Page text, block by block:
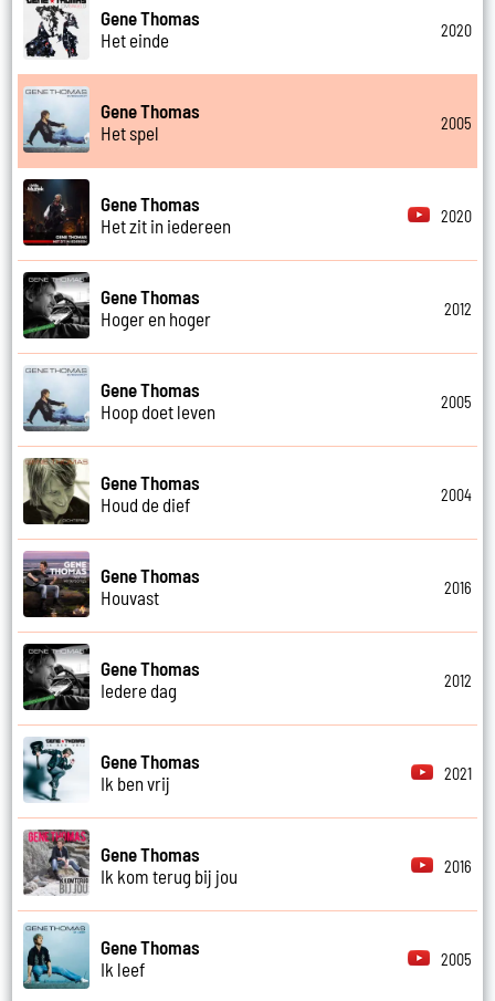
Gene Thomas
Het einde
2020
Gene Thomas
Het spel
2005
Gene Thomas
Het zit in iedereen
2020
Gene Thomas
Hoger en hoger
2012
Gene Thomas
Hoop doet leven
2005
Gene Thomas
Houd de dief
2004
Gene Thomas
Houvast
2016
Gene Thomas
Iedere dag
2012
Gene Thomas
Ik ben vrij
2021
Gene Thomas
Ik kom terug bij jou
2016
Gene Thomas
Ik leef
2005